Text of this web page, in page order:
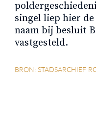
singel liep hier
naam bij besluit
vastgesteld.
BRON: STADSARCHIEF